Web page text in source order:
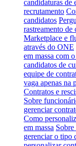
candidaturas de
recrutamento
candidatos
rastreamento de
Marketplace e
através do ONE
em massa com
candidatos de
equipe de
vaga apenas na
Contratos e
Sobre
gerenciar
Como
em massa
gerenciar o tipo